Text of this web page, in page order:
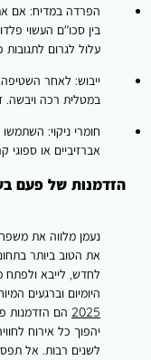
הפרדה במדיח: אם
בין סכו"ם העשוי
עלול לגרום לתגובות
ייבוש: לאחר
במטלית רכה ויבשה.
חומרי ניקוי: השתמשו
אברזיביים או
הזדמנות של פעם
את הטוב ביותר
לחדש, לייבא ולפתח
היומיום וברגעים
2025 הם הזדמנות
יהפוך כל אירוח
לשנים רבות. אל